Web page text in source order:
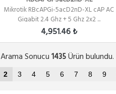
Mikrotik RBcAPGi-5acD2nD-XL cAP AC
Gigabit 2.4 Ghz + 5 Ghz 2x2 ...
4,951.46 ₺
Arama Sonucu 1435Ürün bulundu.
2 3 4 5 6 7 8 9